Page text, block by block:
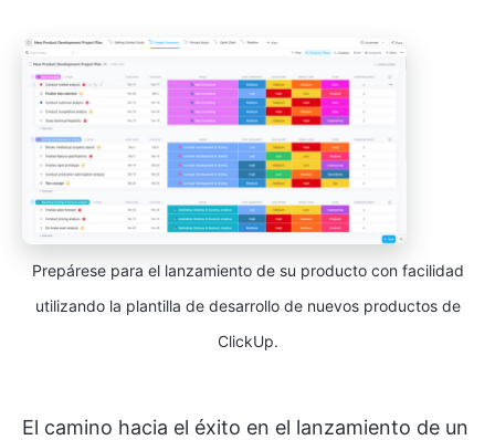
Prepárese para el lanzamiento de su producto con facilidad
utilizando la plantilla de desarrollo de nuevos productos de
ClickUp.
El camino hacia el éxito en el lanzamiento de un